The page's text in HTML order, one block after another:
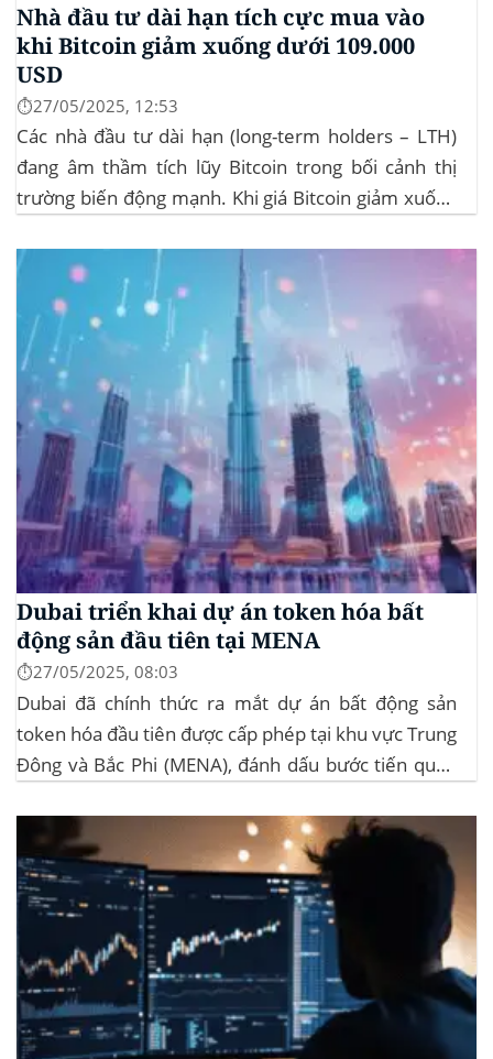
Nhà đầu tư dài hạn tích cực mua vào
khi Bitcoin giảm xuống dưới 109.000
USD
⏱️27/05/2025, 12:53
Các nhà đầu tư dài hạn (long-term holders – LTH)
đang âm thầm tích lũy Bitcoin trong bối cảnh thị
trường biến động mạnh. Khi giá Bitcoin giảm xuống
khiến hơn 185 triệu USD vị thế mua bị xóa...
Dubai triển khai dự án token hóa bất
động sản đầu tiên tại MENA
⏱️27/05/2025, 08:03
Dubai đã chính thức ra mắt dự án bất động sản
token hóa đầu tiên được cấp phép tại khu vực Trung
Đông và Bắc Phi (MENA), đánh dấu bước tiến quan
vào lĩnh vực bất động sản. Dự án này là...